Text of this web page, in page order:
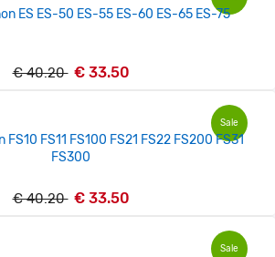
ES ES-50 ES-55 ES-60 ES-65 ES-75
€ 40.20 € 33.50
Sale
FS11 FS100 FS21 FS22 FS200 FS31
FS300
€ 40.20 € 33.50
Sale